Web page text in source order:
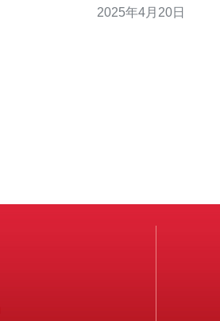
器的特点和优势。 台湾电信服务器作为一家专业的云服务
2025年4月20日